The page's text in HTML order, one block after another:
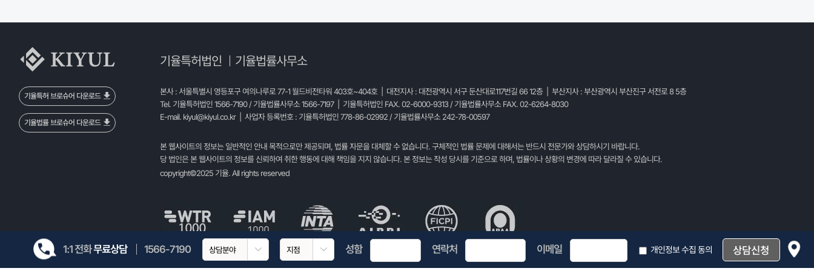
기율특허 브로슈어 다운로드
기율법률 브로슈어 다운로드
기율특허법인 기율법률사무소
본사 : 서울특별시 영등포구 여의나루로 77-1 월드비전타워 403호~404호 | 대전지사 : 대전광역시 서구 둔산대로117번길 66 12층 | 부산지사 : 부산광역시 부산진구 서전로 8 5층
Tel. 기율특허법인 1566-7190 / 기율법률사무소 1566-7197 | 기율특허법인 FAX. 02-6000-9313 / 기율법률사무소 FAX. 02-6264-8030
E-mail. kiyul@kiyul.co.kr| 사업자 등록번호 : 기율특허법인 778-86-02992 / 기율법률사무소 242-78-00597
본 웹사이트의 정보는 일반적인 안내 목적으로만 제공되며, 법률 자문을 대체할 수 없습니다. 구체적인 법률 문제에 대해서는 반드시 전문가와 상담하시기 바랍니다.
당 법인은 본 웹사이트의 정보를 신뢰하여 취한 행동에 대해 책임을 지지 않습니다. 본 정보는 작성 당시를 기준으로 하며, 법률이나 상황의 변경에 따라 달라질 수 있습니다.
copyright©2025 기율. All rights reserved
1:1 전화무료상담 1566-7190   성함 연락처 이메일 개인정보 수집 동의